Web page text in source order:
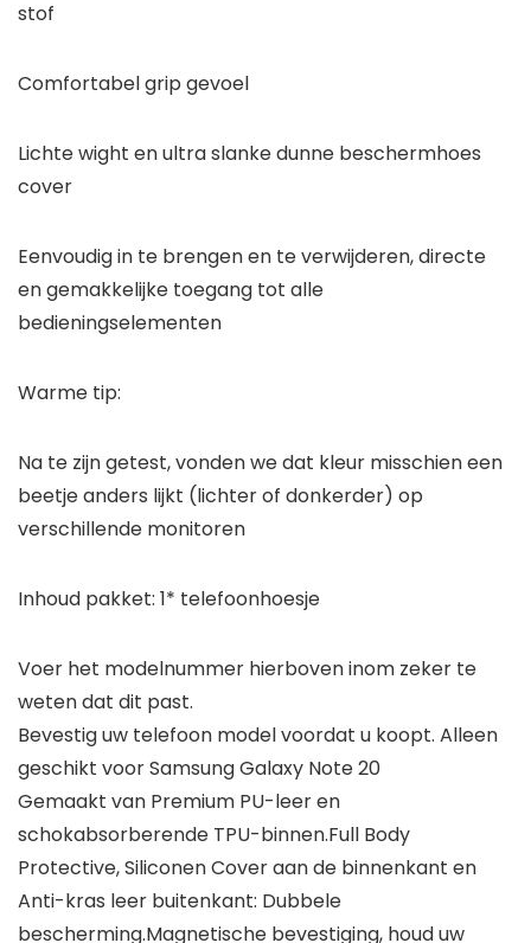
stof
Comfortabel grip gevoel
Lichte wight en ultra slanke dunne beschermhoes
cover
Eenvoudig in te brengen en te verwijderen, directe
en gemakkelijke toegang tot alle
bedieningselementen
Warme tip:
Na te zijn getest, vonden we dat kleur misschien een
beetje anders lijkt (lichter of donkerder) op
verschillende monitoren
Inhoud pakket: 1* telefoonhoesje
Voer het modelnummer hierboven inom zeker te
weten dat dit past.
Bevestig uw telefoon model voordat u koopt. Alleen
geschikt voor Samsung Galaxy Note 20
Gemaakt van Premium PU-leer en
schokabsorberende TPU-binnen.Full Body
Protective, Siliconen Cover aan de binnenkant en
Anti-kras leer buitenkant: Dubbele
bescherming.Magnetische bevestiging, houd uw